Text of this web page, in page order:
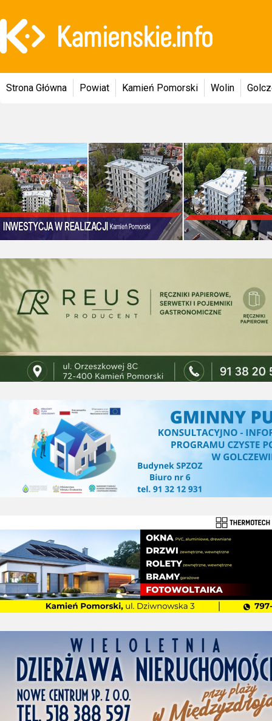
Strona Główna Powiat Kamień Pomorski Wolin